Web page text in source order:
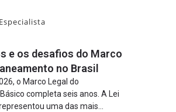
e os desafios do Marco
no Brasil
o Marco Legal do
completa seis anos. A Lei
uma das mais